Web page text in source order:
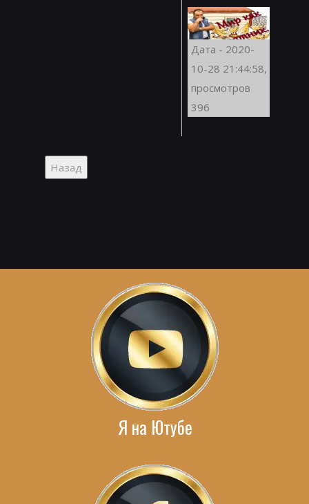
Дата - 2020-
10-28 21:44:58,
просмотров
396
Я на Ютубе